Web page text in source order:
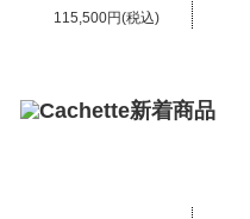
115,500円(税込)